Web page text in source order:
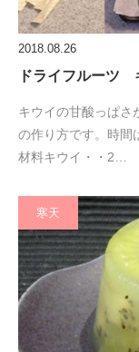
2018.08.26
ドライフルーツ
キウイの甘酸っぱ
の作り方です。時間
材料キウイ・・2…
寒天